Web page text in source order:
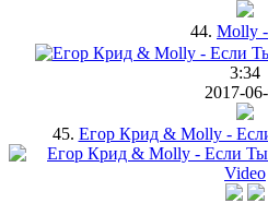
44. Molly
3:34
2017-
45. Егор Крид & Molly -